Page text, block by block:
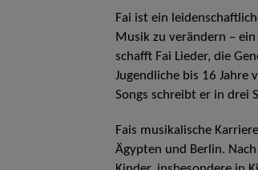
Fai ist ein
Musik zu verändern –
schafft Fai Lieder, die
Jugendliche bis 16 Jahre
Songs schreibt er in drei
Fais musikalische
Ägypten und Berlin.